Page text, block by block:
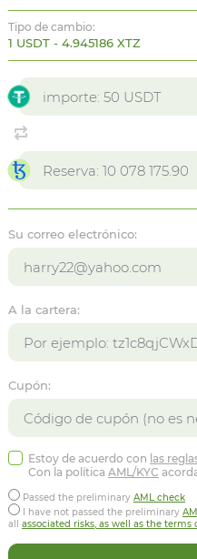
Tipo de cambio:
1 USDT - 4.945186 XTZ
Su correo electrónico:
A la cartera:
Cupón:
Estoy de acuerdo con las
Con la política AML/KYC
Passed the preliminary AML check
I have not passed the preliminary
all associated risks, as well as the terms